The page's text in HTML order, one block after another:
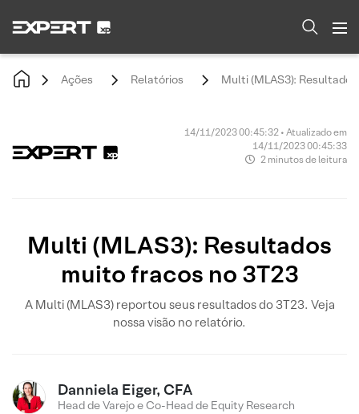
Ações Relatórios Multi (MLAS3):
14/11/2023 00:45:32 • Atualizado em
14/11/2023 00:45:33
2 minutos de leitura
Multi (MLAS3): Resultados
muito fracos no 3T23
A Multi (MLAS3) reportou seus resultados do 3T23. Veja
nossa visão no relatório.
Danniela Eiger, CFA
Head de Varejo e Co-Head de Equity Research